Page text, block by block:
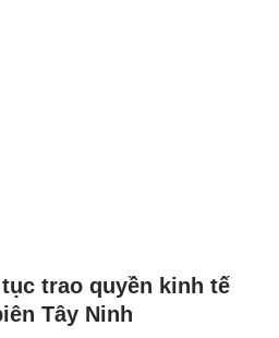
trao quyền kinh tế
Tây Ninh